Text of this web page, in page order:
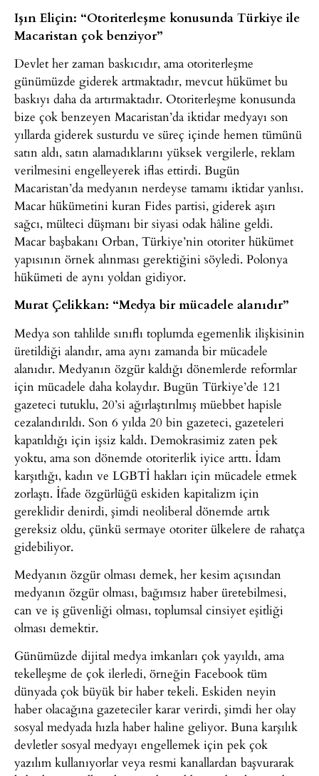
Işın Eliçin: “Otoriterleşme konusunda Türkiye ile
Macaristan çok benziyor”
Devlet her zaman baskıcıdır, ama otoriterleşme
günümüzde giderek artmaktadır, mevcut hükümet bu
baskıyı daha da artırmaktadır. Otoriterleşme konusunda
bize çok benzeyen Macaristan’da iktidar medyayı son
yıllarda giderek susturdu ve süreç içinde hemen tümünü
satın aldı, satın alamadıklarını yüksek vergilerle, reklam
verilmesini engelleyerek iflas ettirdi. Bugün
Macaristan’da medyanın nerdeyse tamamı iktidar yanlısı.
Macar hükümetini kuran Fides partisi, giderek aşırı
sağcı, mülteci düşmanı bir siyasi odak hâline geldi.
Macar başbakanı Orban, Türkiye’nin otoriter hükümet
yapısının örnek alınması gerektiğini söyledi. Polonya
hükümeti de aynı yoldan gidiyor.
Murat Çelikkan: “Medya bir mücadele alanıdır”
Medya son tahlilde sınıflı toplumda egemenlik ilişkisinin
üretildiği alandır, ama aynı zamanda bir mücadele
alanıdır. Medyanın özgür kaldığı dönemlerde reformlar
için mücadele daha kolaydır. Bugün Türkiye’de 121
gazeteci tutuklu, 20’si ağırlaştırılmış müebbet hapisle
cezalandırıldı. Son 6 yılda 20 bin gazeteci, gazeteleri
kapatıldığı için işsiz kaldı. Demokrasimiz zaten pek
yoktu, ama son dönemde otoriterlik iyice arttı. İdam
karşıtlığı, kadın ve LGBTİ hakları için mücadele etmek
zorlaştı. İfade özgürlüğü eskiden kapitalizm için
gereklidir denirdi, şimdi neoliberal dönemde artık
gereksiz oldu, çünkü sermaye otoriter ülkelere de rahatça
gidebiliyor.
Medyanın özgür olması demek, her kesim açısından
medyanın özgür olması, bağımsız haber üretebilmesi,
can ve iş güvenliği olması, toplumsal cinsiyet eşitliği
olması demektir.
Günümüzde dijital medya imkanları çok yayıldı, ama
tekelleşme de çok ilerledi, örneğin Facebook tüm
dünyada çok büyük bir haber tekeli. Eskiden neyin
haber olacağına gazeteciler karar verirdi, şimdi her olay
sosyal medyada hızla haber haline geliyor. Buna karşılık
devletler sosyal medyayı engellemek için pek çok
yazılım kullanıyorlar veya resmi kanallardan başvurarak